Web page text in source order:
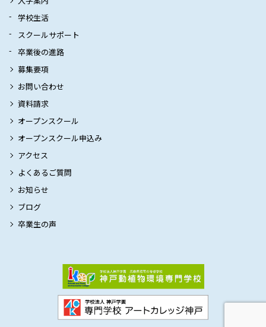
学校生活
スクールサポート
卒業後の進路
募集要項
お問い合わせ
資料請求
オープンスクール
オープンスクール申込み
アクセス
よくあるご質問
お知らせ
ブログ
卒業生の声